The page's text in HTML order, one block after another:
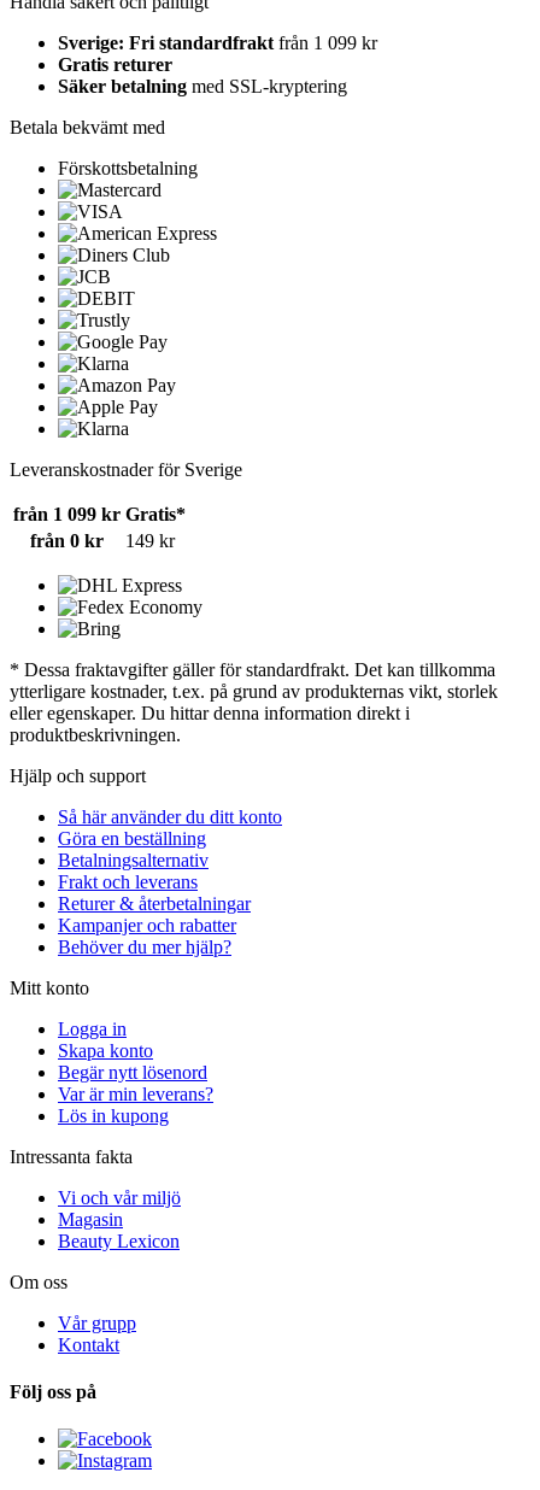
Sverige: Fri standardfrakt från 1 099 kr
Gratis returer
Säker betalning med SSL-kryptering
Betala bekvämt med
Förskottsbetalning
Leveranskostnader för Sverige
från 1 099 kr Gratis*
från 0 kr
149 kr
* Dessa fraktavgifter gäller för standardfrakt. Det kan tillkomma
ytterligare kostnader, t.ex. på grund av produkternas vikt, storlek
eller egenskaper. Du hittar denna information direkt i
produktbeskrivningen.
Hjälp och support
Så här använder du ditt konto
Göra en beställning
Betalningsalternativ
Frakt och leverans
Returer & återbetalningar
Kampanjer och rabatter
Behöver du mer hjälp?
Mitt konto
Logga in
Skapa konto
Begär nytt lösenord
Var är min leverans?
Lös in kupong
Intressanta fakta
Vi och vår miljö
Magasin
Beauty Lexicon
Om oss
Vår grupp
Kontakt
Följ oss på